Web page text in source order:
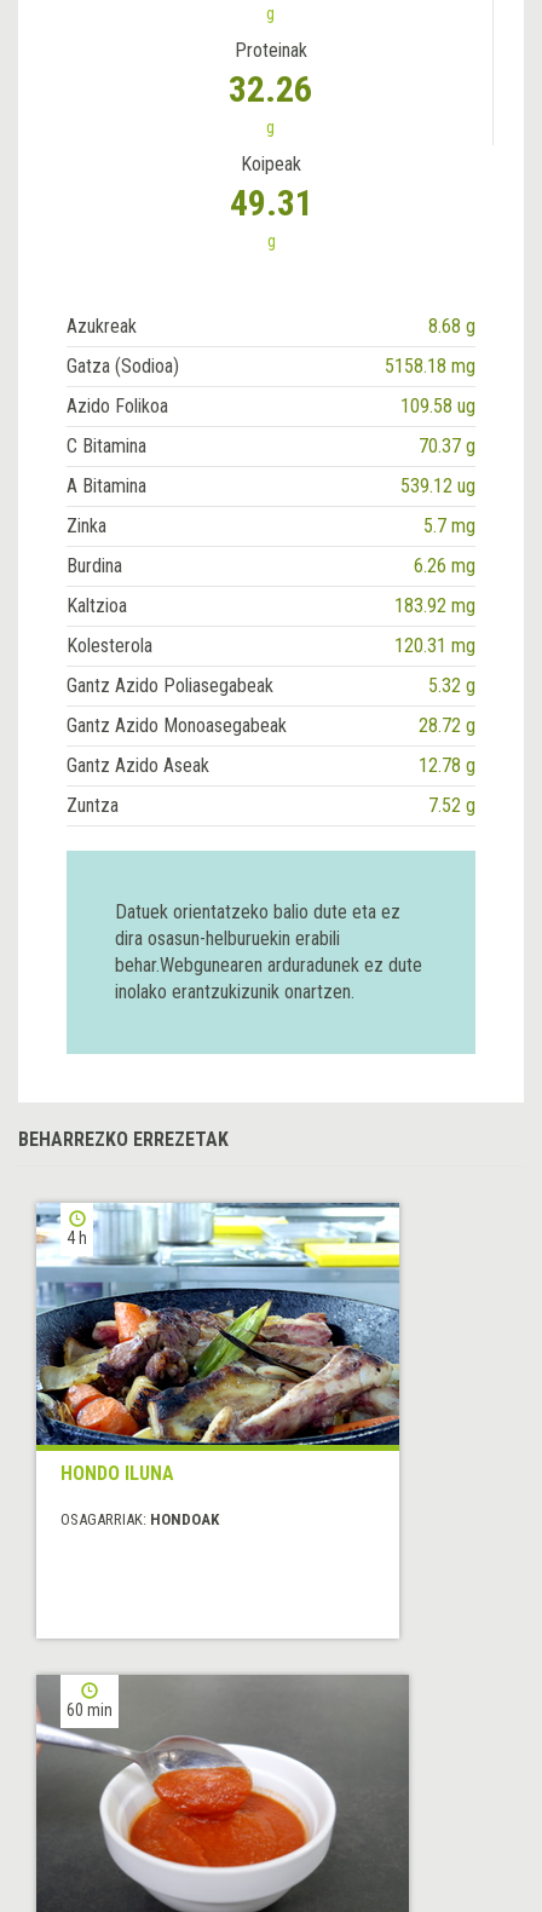
g
Proteinak
32.26
g
Koipeak
49.31
g
Azukreak
8.68 g
Gatza (Sodioa)
5158.18 mg
Azido Folikoa
109.58 ug
C Bitamina
70.37 g
A Bitamina
539.12 ug
Zinka
5.7 mg
Burdina
6.26 mg
Kaltzioa
183.92 mg
Kolesterola
120.31 mg
Gantz Azido Poliasegabeak
5.32 g
Gantz Azido Monoasegabeak
28.72 g
Gantz Azido Aseak
12.78 g
Zuntza
7.52 g
Datuek orientatzeko balio dute eta ez
dira osasun-helburuekin erabili
behar.Webgunearen arduradunek ez dute
inolako erantzukizunik onartzen.
BEHARREZKO ERREZETAK
4 h
HONDO ILUNA
OSAGARRIAK: HONDOAK
60 min